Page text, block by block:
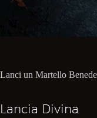
Lanci un Martello
Lancia Divina